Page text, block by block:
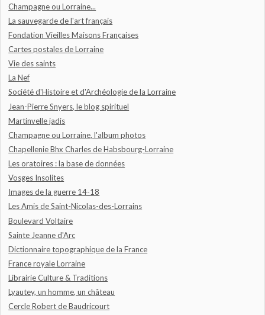
Champagne ou Lorraine...
La sauvegarde de l'art français
Fondation Vieilles Maisons Françaises
Cartes postales de Lorraine
Vie des saints
La Nef
Société d'Histoire et d'Archéologie de la Lorraine
Jean-Pierre Snyers, le blog spirituel
Martinvelle jadis
Champagne ou Lorraine, l'album photos
Chapellenie Bhx Charles de Habsbourg-Lorraine
Les oratoires : la base de données
Vosges Insolites
Images de la guerre 14-18
Les Amis de Saint-Nicolas-des-Lorrains
Boulevard Voltaire
Sainte Jeanne d'Arc
Dictionnaire topographique de la France
France royale Lorraine
Librairie Culture & Traditions
Lyautey, un homme, un château
Cercle Robert de Baudricourt